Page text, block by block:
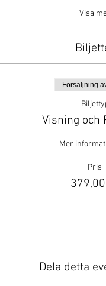
Visa
Försäljning
Visning och
Mer
Pris
Dela detta